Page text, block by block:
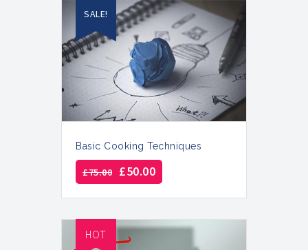
SALE!
Basic Cooking Techniques
£75.00 £50.00
HOT